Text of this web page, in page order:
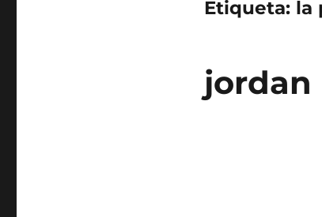
Etiqueta: la
jordan